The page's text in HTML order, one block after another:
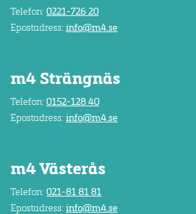
Telefon: 0221-726 20
Epostadress: info@m4.se
m4 Strängnäs
Telefon: 0152-128 40
Epostadress: info@m4.se
m4 Västerås
Telefon: 021-81 81 81
Epostadress: info@m4.se